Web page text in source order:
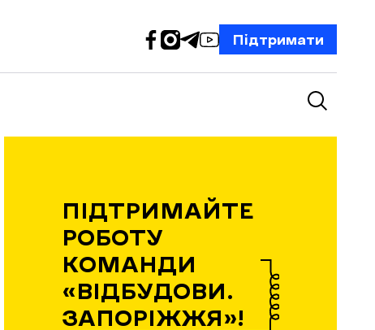
Підтримати
ПІДТРИМАЙТЕ
РОБОТУ
КОМАНДИ
«ВІДБУДОВИ.
ЗАПОРІЖЖЯ»!